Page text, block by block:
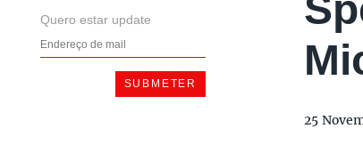
Quero estar update
25